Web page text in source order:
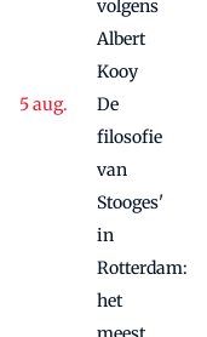
volgens
Albert
Kooy
De
filosofie
van
Stooges'
in
Rotterdam:
het